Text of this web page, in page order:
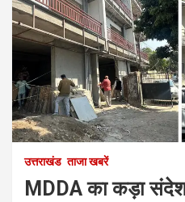
उत्तराखंड ताजा खबरें
MDDA का कड़ा